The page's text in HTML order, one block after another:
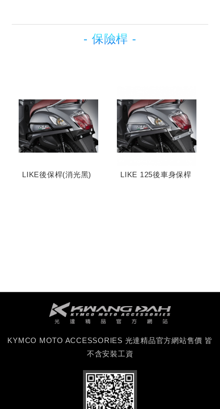
- 保險桿 -
LIKE後保桿(消光黑) LIKE 125後車身保桿
KYMCO MOTO ACCESSORIES 光達精品官方網站售價 皆
不含安裝工資